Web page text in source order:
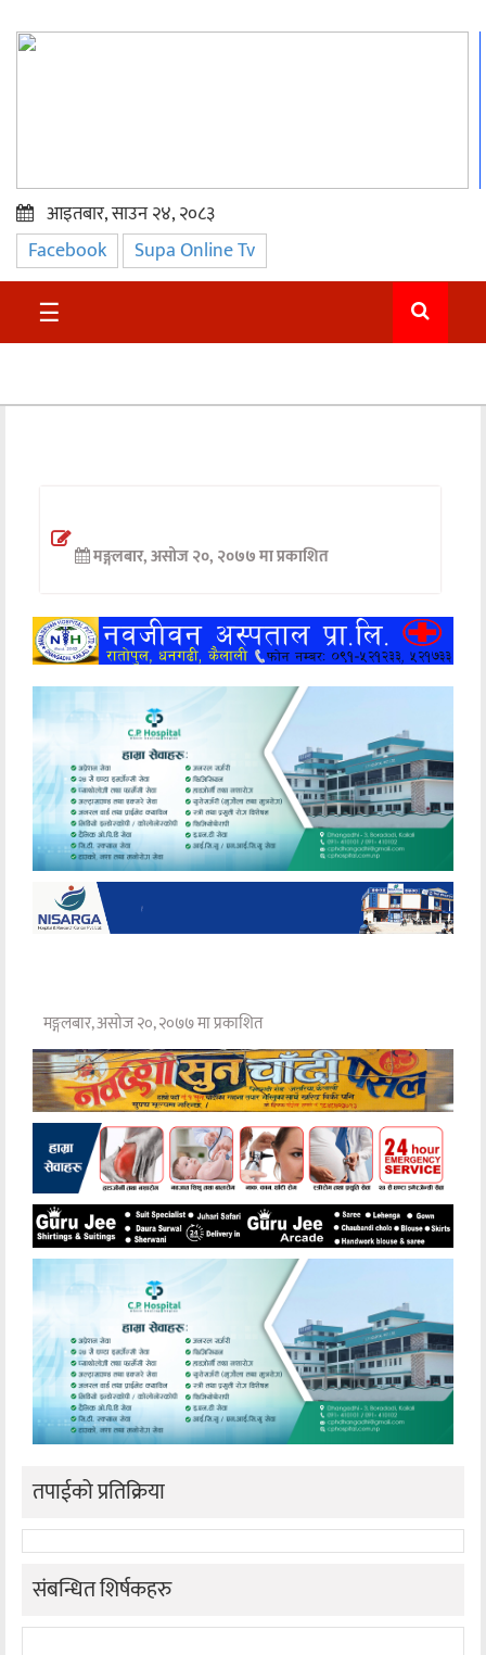
प्रमुख
समाचार
सुदुर
अन्तर्वार्ता
खेलकुद
मनोरञ्जन
अन्य
आइतबार, साउन २४, २०८३
Facebook Supa Online Tv
☰
मङ्गलबार, असोज २०, २०७७ मा प्रकाशित
मङ्गलबार, असोज २०, २०७७ मा प्रकाशित
तपाईको प्रतिक्रिया
संबन्धित शिर्षकहरु